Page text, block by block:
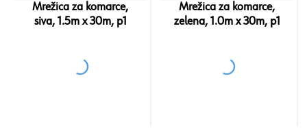
Mrežica za komarce,
siva, 1.5m x 30m, p1
Mrežica za komarce,
zelena, 1.0m x 30m, p1